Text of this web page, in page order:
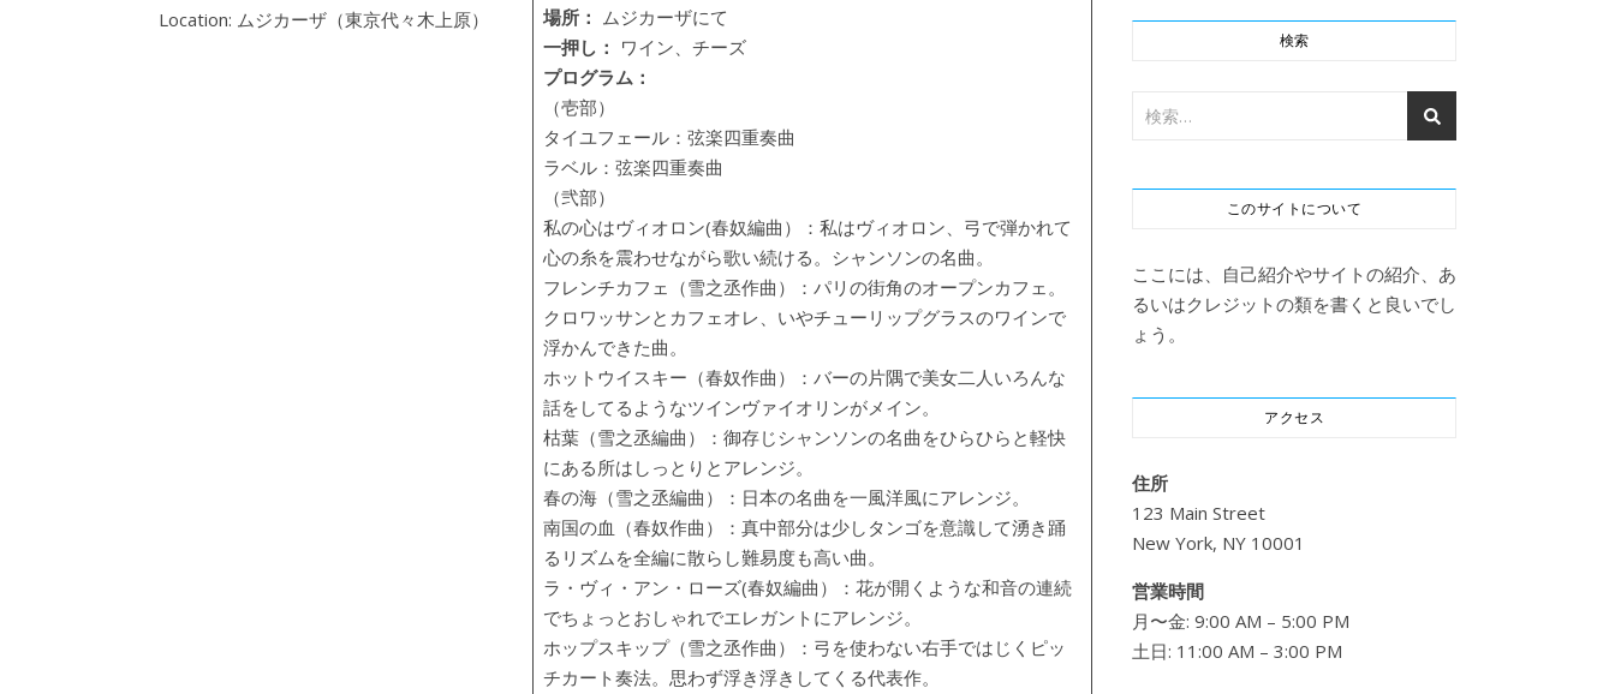
Location: ムジカーザ（東京代々木上原）
場所： ムジカーザにて
一押し： ワイン、チーズ
プログラム：
（壱部）
タイユフェール：弦楽四重奏曲
ラベル：弦楽四重奏曲
（弐部）
私の心はヴィオロン(春奴編曲）：私はヴィオロン、弓で弾かれて
心の糸を震わせながら歌い続ける。シャンソンの名曲。
フレンチカフェ（雪之丞作曲）：パリの街角のオープンカフェ。
クロワッサンとカフェオレ、いやチューリップグラスのワインで
浮かんできた曲。
ホットウイスキー（春奴作曲）：バーの片隅で美女二人いろんな
話をしてるようなツインヴァイオリンがメイン。
枯葉（雪之丞編曲）：御存じシャンソンの名曲をひらひらと軽快
にある所はしっとりとアレンジ。
春の海（雪之丞編曲）：日本の名曲を一風洋風にアレンジ。
南国の血（春奴作曲）：真中部分は少しタンゴを意識して湧き踊
るリズムを全編に散らし難易度も高い曲。
ラ・ヴィ・アン・ローズ(春奴編曲）：花が開くような和音の連続
でちょっとおしゃれでエレガントにアレンジ。
ホップスキップ（雪之丞作曲）：弓を使わない右手ではじくピッ
チカート奏法。思わず浮き浮きしてくる代表作。
検索
このサイトについて
ここには、自己紹介やサイトの紹介、あ
るいはクレジットの類を書くと良いでし
ょう。
アクセス
住所
123 Main Street
New York, NY 10001
営業時間
月〜金: 9:00 AM – 5:00 PM
土日: 11:00 AM – 3:00 PM